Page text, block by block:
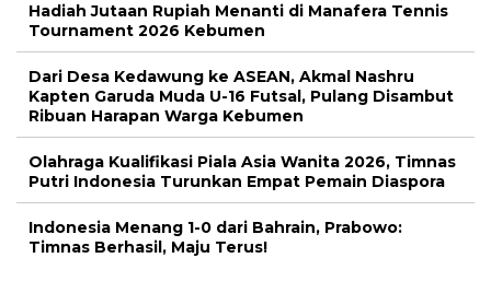
Hadiah Jutaan Rupiah Menanti di Manafera Tennis
Tournament 2026 Kebumen
Dari Desa Kedawung ke ASEAN, Akmal Nashru
Kapten Garuda Muda U-16 Futsal, Pulang Disambut
Ribuan Harapan Warga Kebumen
Olahraga Kualifikasi Piala Asia Wanita 2026, Timnas
Putri Indonesia Turunkan Empat Pemain Diaspora
Indonesia Menang 1-0 dari Bahrain, Prabowo:
Timnas Berhasil, Maju Terus!